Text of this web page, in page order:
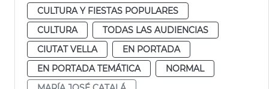
CULTURA Y FIESTAS POPULARES
CULTURA
TODAS LAS AUDIENCIAS
CIUTAT VELLA
EN PORTADA
EN PORTADA TEMÁTICA
NORMAL